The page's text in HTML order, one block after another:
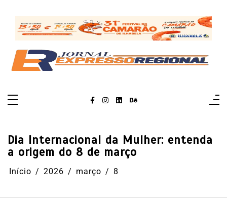
conteúdo
Dia Internacional da Mulher: entenda
a origem do 8 de março
Início 2026 março 8